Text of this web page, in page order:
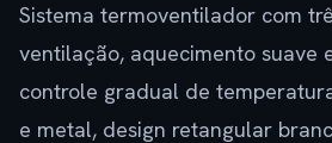
Sistema termoventilador com
ventilação, aquecimento suave
controle gradual de
e metal, design retangular